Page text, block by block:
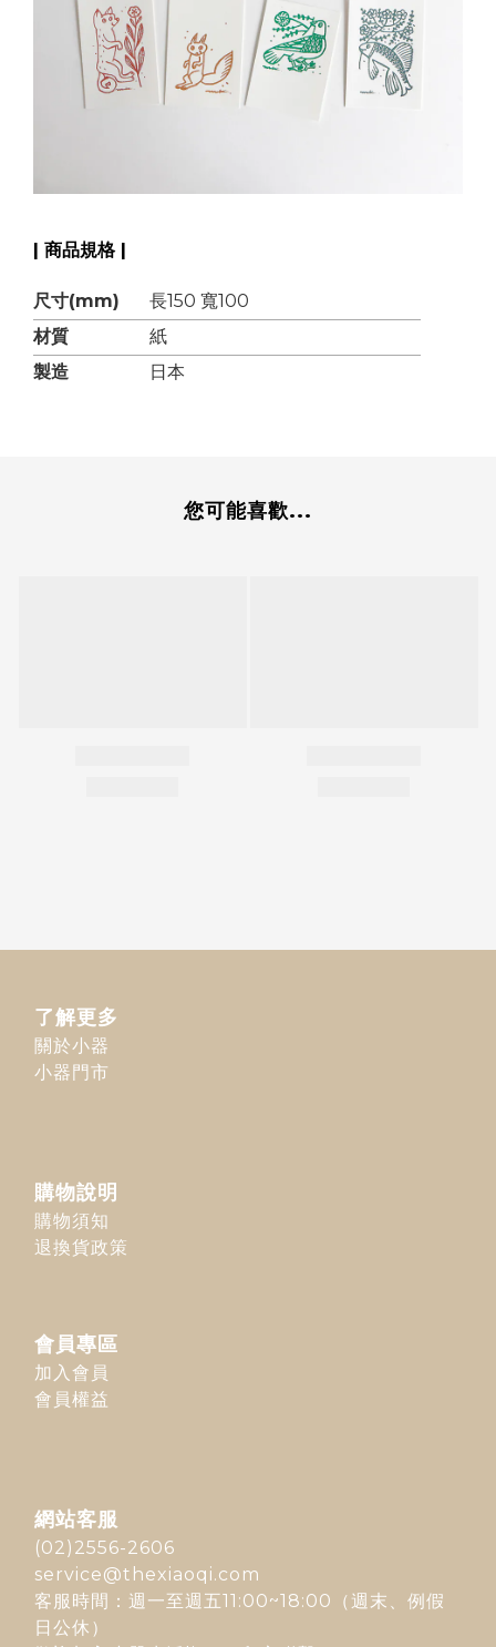
| 商品規格 |
尺寸(mm)
長150 寬100
材質
紙
製造
日本
您可能喜歡...
了解更多
關於小器
小器門市
購物說明
購物須知
退換貨政策
會員專區
加入會員
會員權益
網站客服
(02)2556-2606
service@thexiaoqi.com
客服時間：週一至週五11:00~18:00（週末、例假
日公休）